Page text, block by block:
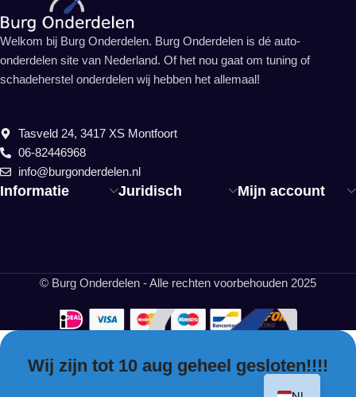
Informatie Juridisch Mijn account
Welkom bij Burg Onderdelen. Burg Onderdelen is dé auto-
onderdelen site van Nederland. Of het nou gaat om tuning of
schadeherstel onderdelen wij hebben het allemaal!
Tasveld 24, 3417 XS Montfoort
06-82446968
info@burgonderdelen.nl
© Burg Onderdelen - Alle rechten voorbehouden 2025
Wij zijn tot 10 aug geheel gesloten!!!!
EN